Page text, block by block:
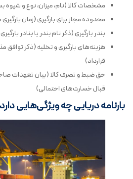
مشخصات کالا (نام، میزان، نوع و شیوه
محدوده مجاز برای بارگیری (زمان بارگیری
بندر بارگیری (ذکر نام بندر یا بنادر بارگیری
هزینه‌های بارگیری و تخلیه (ذکر توافق
قرارداد)
حق ضبط و تصرف کالا (بیان تعهدات
قبال خسارت‌های احتمالی)
بارنامه دریایی چه ویژگی‌هایی